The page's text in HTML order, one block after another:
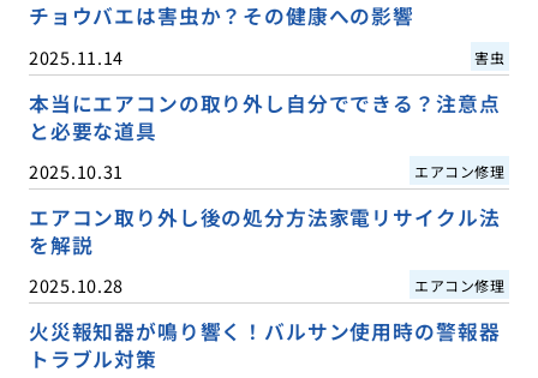
チョウバエは害虫か？その健康への影響
2025.11.14 害虫
本当にエアコンの取り外し自分でできる？注意点
と必要な道具
2025.10.31 エアコン修理
エアコン取り外し後の処分方法家電リサイクル法
を解説
2025.10.28 エアコン修理
火災報知器が鳴り響く！バルサン使用時の警報器
トラブル対策